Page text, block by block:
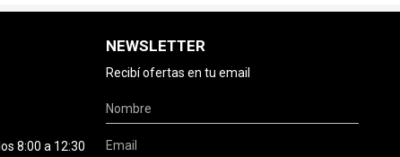
8:00 a 12:30
NEWSLETTER
Recibí ofertas en tu email